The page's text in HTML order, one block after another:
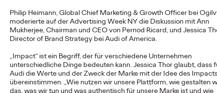
Philip Heimann, Global Chief Marketing & Growth Officer bei
moderierte auf der Advertising Week NY die Diskussion mit Ann
Mukherjee, Chairman und CEO von Pernod Ricard, und Jessica
Director of Brand Strategy bei Audi of America.
„Impact“ ist ein Begriff, der für verschiedene Unternehmen
unterschiedliche Dinge bedeuten kann. Jessica Thor glaubt, dass
Audi die Werte und der Zweck der Marke mit der Idee des
übereinstimmen. „Wie nutzen wir unsere Plattform, wie gestalten
das, was wir tun und was authentisch für unsere Marke ist und wie
Haushalte belasten, setzt die Deutsche Bahn ein klares Zeichen
für…
More→
NEWS
Von der Vision zur